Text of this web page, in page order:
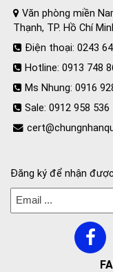
Văn phòng miền
Thạnh, TP. Hồ Chí
Điện thoại: 0243
Hotline: 0913 748
Ms Nhung: 0916
Sale: 0912 958 536
Đăng ký để nhận